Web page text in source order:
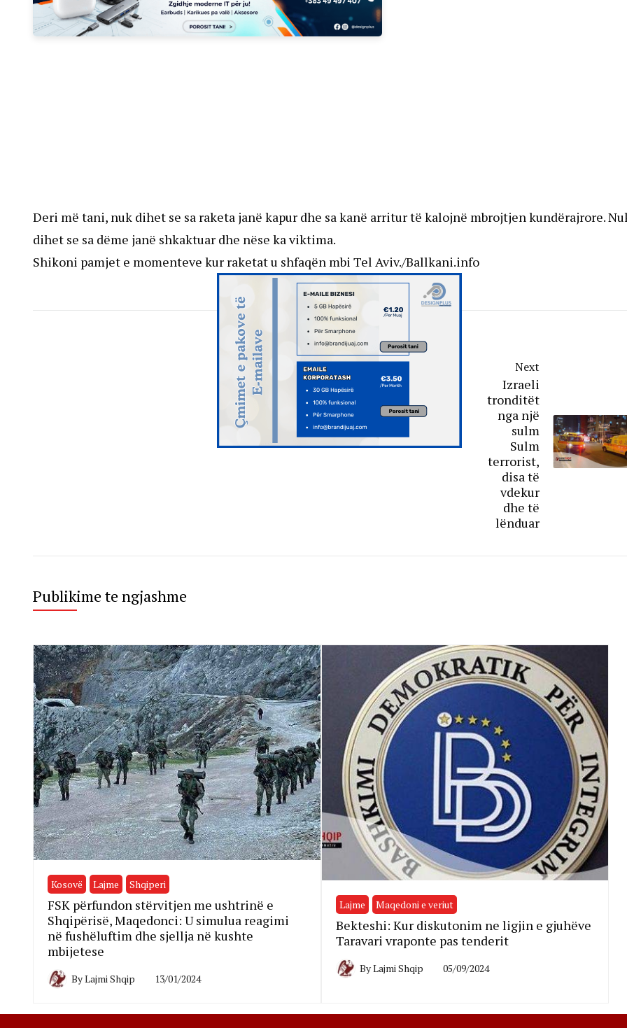
Deri më tani, nuk dihet se sa raketa janë kapur dhe sa kanë arritur të kalojnë mbrojtjen kundërajrore.
dihet se sa dëme janë shkaktuar dhe nëse ka viktima.
Shikoni pamjet e momenteve kur raketat u shfaqën mbi Tel Aviv./Ballkani.info
Next
Izraeli
tronditët
nga një
sulm
Sulm
terrorist,
disa të
vdekur
dhe të
lënduar
Publikime te ngjashme
Kosovë Lajme Shqiperi
FSK përfundon stërvitjen me ushtrinë e
Shqipërisë, Maqedonci: U simulua reagimi
në fushëluftim dhe sjellja në kushte
mbijetese
ByLajmi Shqip 13/01/2024
Lajme Maqedoni e veriut
Bekteshi: Kur diskutonim ne ligjin e gjuhëve
Taravari vraponte pas tenderit
ByLajmi Shqip 05/09/2024